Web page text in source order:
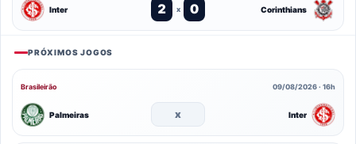
Inter 2 x 0 Corinthians
PRÓXIMOS JOGOS
Brasileirão 09/08/2026 · 16h
Palmeiras x Inter